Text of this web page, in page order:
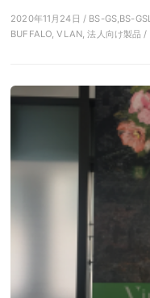
2020年11月24日 / BS-GS,BS-
BUFFALO, VLAN, 法人向け製品 /